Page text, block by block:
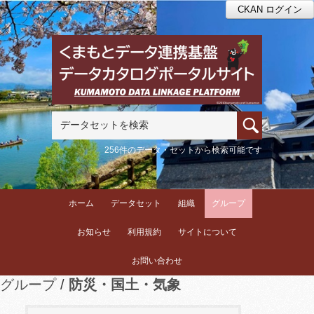
CKAN ログイン
256件のデータ・セットから検索可能です
ホーム データセット 組織 グループ
お知らせ 利用規約 サイトについて
お問い合わせ
グループ 防災・国土・気象